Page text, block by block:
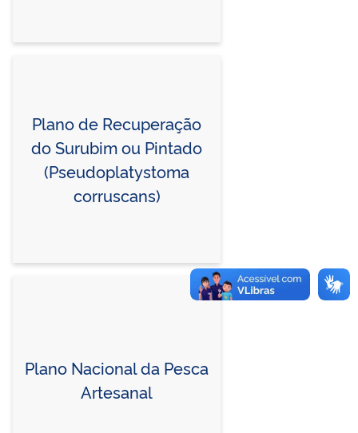
Plano de Recuperação
do Surubim ou Pintado
(Pseudoplatystoma
corruscans)
Plano Nacional da Pesca
Artesanal